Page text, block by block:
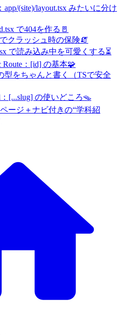
(site)/layout.tsx みたいに分け
で404を作る🚪
クラッシュ時の保険🧯
で読み込み中を可愛くする⏳
Route：[id] の基本🧩
型をちゃんと書く（TSで安全
[...slug] の使いどころ🪤
ージ＋ナビ付きの“学科紹